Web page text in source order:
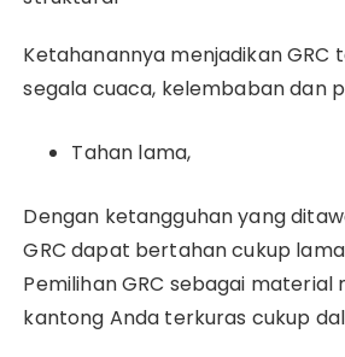
Ketahanannya menjadikan GRC
segala cuaca, kelembaban dan
Tahan lama,
Dengan ketangguhan yang
GRC dapat bertahan cukup
Pemilihan GRC sebagai material
kantong Anda terkuras cukup